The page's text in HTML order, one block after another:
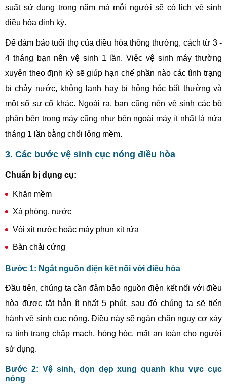
suất sử dụng trong năm mà mỗi người sẽ có lịch vệ sinh
điều hòa định kỳ.
Để đảm bảo tuổi thọ của điều hòa thông thường, cách từ 3 -
4 tháng bạn nên vệ sinh 1 lần. Việc vệ sinh máy thường
xuyên theo định kỳ sẽ giúp hạn chế phần nào các tình trạng
bị chảy nước, không lạnh hay bị hỏng hóc bất thường và
một số sự cố khác. Ngoài ra, bạn cũng nên vệ sinh các bộ
phận bên trong máy cũng như bên ngoài máy ít nhất là nửa
tháng 1 lần bằng chổi lông mềm.
3. Các bước vệ sinh cục nóng điều hòa
Chuẩn bị dụng cụ:
Khăn mềm
Xà phòng, nước
Vòi xịt nước hoặc máy phun xịt rửa
Bàn chải cứng
Bước 1: Ngắt nguồn điện kết nối với điều hòa
Đầu tiên, chúng ta cần đảm bảo nguồn điện kết nối với điều
hòa được tắt hẳn ít nhất 5 phút, sau đó chúng ta sẽ tiến
hành vệ sinh cục nóng. Điều này sẽ ngăn chặn nguy cơ xảy
ra tình trạng chập mạch, hỏng hóc, mất an toàn cho người
sử dụng.
Bước 2: Vệ sinh, dọn dẹp xung quanh khu vực cục
nóng